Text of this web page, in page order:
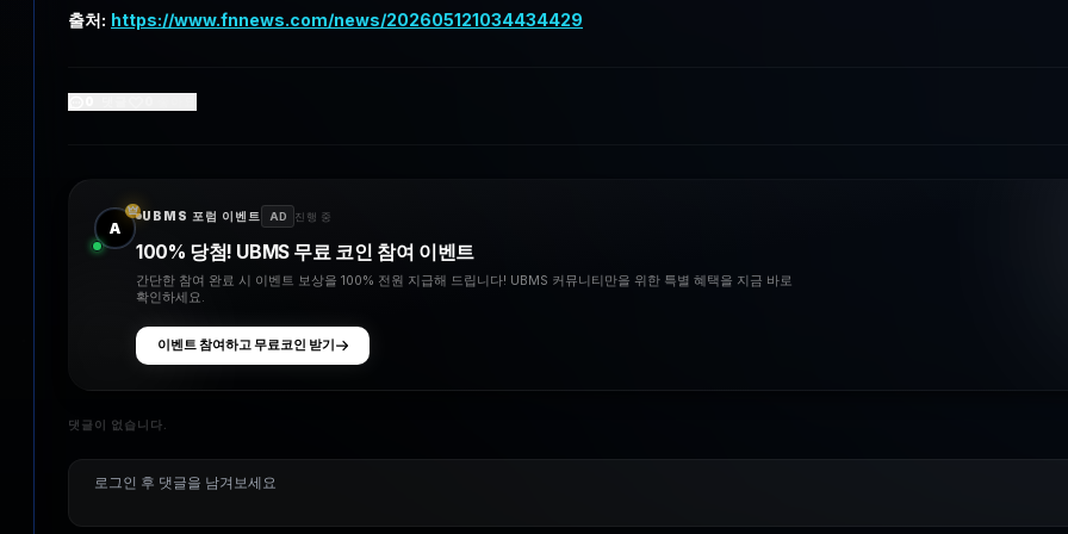
출처: https://www.fnnews.com/news/202605121034434429
A
UBMS 포럼 이벤트 AD 진행 중
100% 당첨! UBMS 무료 코인 참여 이벤트
간단한 참여 완료 시 이벤트 보상을 100% 전원 지급해 드립니다! UBMS 커뮤니티만을 위한 특별 혜택을 지금 바로
확인하세요.
이벤트 참여하고 무료코인 받기
댓글이 없습니다.